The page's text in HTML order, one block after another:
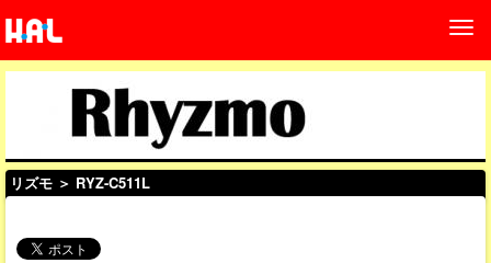
リズモ ＞ RYZ-C511L